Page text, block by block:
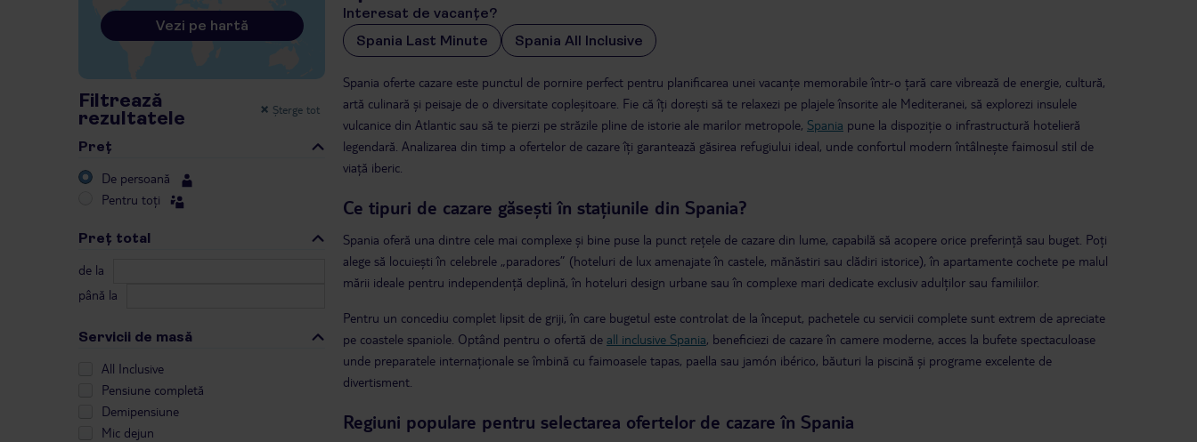
Vezi pe hartă
Filtrează
rezultatele
Șterge tot
Preţ
De persoană
Pentru toți
Preţ total
de la
până la
Servicii de masă
All Inclusive
Pensiune completă
Demipensiune
Mic dejun
Interesat de vacanțe?
Spania Last Minute
Spania All Inclusive
Spania oferte cazare este punctul de pornire perfect pentru planificarea unei vacanțe memorabile într-o țară care vibrează de energie, cultură,
artă culinară și peisaje de o diversitate copleșitoare. Fie că îți dorești să te relaxezi pe plajele însorite ale Mediteranei, să explorezi insulele
vulcanice din Atlantic sau să te pierzi pe străzile pline de istorie ale marilor metropole, Spania pune la dispoziție o infrastructură hotelieră
legendară. Analizarea din timp a ofertelor de cazare îți garantează găsirea refugiului ideal, unde confortul modern întâlnește faimosul stil de
viață iberic.
Ce tipuri de cazare găsești în stațiunile din Spania?
Spania oferă una dintre cele mai complexe și bine puse la punct rețele de cazare din lume, capabilă să acopere orice preferință sau buget. Poți
alege să locuiești în celebrele „paradores” (hoteluri de lux amenajate în castele, mănăstiri sau clădiri istorice), în apartamente cochete pe malul
mării ideale pentru independență deplină, în hoteluri design urbane sau în complexe mari dedicate exclusiv adulților sau familiilor.
Pentru un concediu complet lipsit de griji, în care bugetul este controlat de la început, pachetele cu servicii complete sunt extrem de apreciate
pe coastele spaniole. Optând pentru o ofertă de all inclusive Spania, beneficiezi de cazare în camere moderne, acces la bufete spectaculoase
unde preparatele internaționale se îmbină cu faimoasele tapas, paella sau jamón ibérico, băuturi la piscină și programe excelente de
divertisment.
Regiuni populare pentru selectarea ofertelor de cazare în Spania